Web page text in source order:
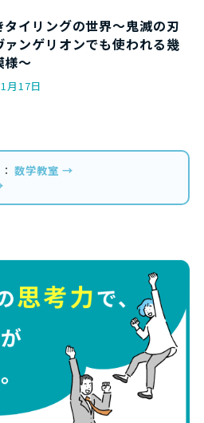
タイリングの世界～鬼滅の刃
ァンゲリオンでも使われる幾
様～
月17日
：数学教室 →